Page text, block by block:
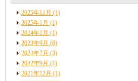
2025年11月 (1)
2025年1月 (1)
2024年1月 (1)
2023年9月 (8)
2023年7月 (3)
2022年9月 (1)
2021年12月 (1)